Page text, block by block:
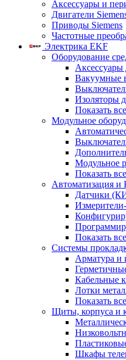
Аксессуары и
Двигатели
Приводы Siemens
Частотные
Электрика EKF
Оборудование
Аксессуары
Вакуумные
Изоляторы
Показать все
Модульное
Модульное
Показать все
Автоматизация
Датчики
Показать все
Системы
Арматура и
Кабельные
Лотки
Показать все
Щиты, корпуса и
Шкафы